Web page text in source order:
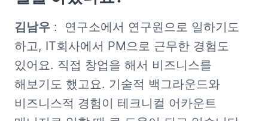
김남우 :  연구소에서 연구원으로 일하기도
하고, IT회사에서 PM으로 근무한 경험도
있어요. 직접 창업을 해서 비즈니스를
해보기도 했고요. 기술적 백그라운드와
비즈니스적 경험이 테크니컬 어카운트